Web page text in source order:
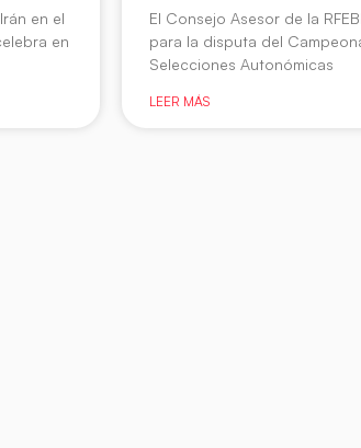
en el
en
El Consejo Asesor de la
para la disputa del
Selecciones Autonómicas
LEER MÁS